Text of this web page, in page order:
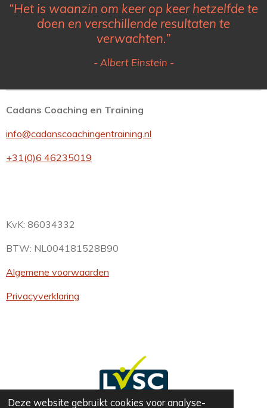
Deze website gebruikt cookies voor analyse-
“Het is waanzin om keer op keer hetzelfde te
doen en verschillende resultaten te
verwachten.”
- Albert Einstein -
Cadans Coaching en Training
info@cadanscoachingentraining.nl
+31(0)6 46235019
KvK: 86034332
BTW: NL004181528B90
Algemene voorwaarden
Privacyverklaring
© 2022 - 2026 Cadans coaching en training